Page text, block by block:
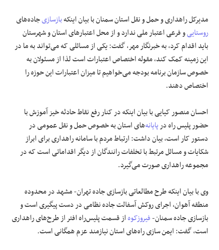
مدیرکل راهداری و حمل و نقل استان سمنان با بیان اینکهبازسازیجاده‌های
روستاییو فرعی اعتبار ملی ندارد و از محل اعتبارهای استان و شهرستان
باید اقدام کرد، به خبرنگار مهر، گفت: یکی از مسائلی که می‌تواند به ما در
این زمینه کمک کند، مقوله اختصاص اعتبارات است لذا از مسئولان به
خصوص سازمان برنامه بودجه می‌خواهیم تا میزان اعتبارات این حوزه را
اختصاص دهند.
احسان منصور کیایی با بیان اینکه در کنار رفع نقاط حادثه خیز آموزش با
حضور پلیس راه درپایانه‌های استان به خصوص حمل و نقل عمومی در
دستور کار است، بیان داشت: ارتباط مردم با سامانه راهداری برای ابراز
شکایات و مسائل مرتبط با تخلفات رانندگان از دیگر اقداماتی است که در
مجموعه راهداری صورت می‌گیرد.
وی با بیان اینکه طرح مطالعاتی بازسازی جاده تهران- مشهد در محدوده
منطقه آهوان، اجرای روکش آسفالت جاده نظامی در دست پیگیری است و
بازسازی جاده سمنان-فیروزکوهاز قسمت پلیس‌راه افتر از طرح‌های راهداری
است، گفت: ایمن سازی راه‌های استان نیازمند عزم همگانی است.